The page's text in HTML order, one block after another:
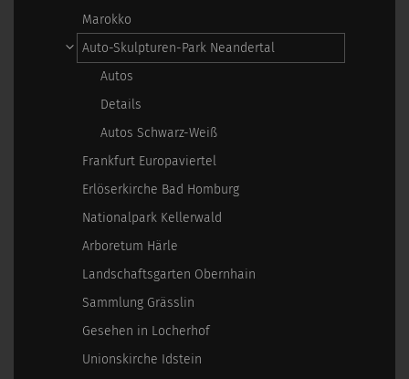
Marokko
Auto-Skulpturen-Park Neandertal
Autos
Details
Autos Schwarz-Weiß
Frankfurt Europaviertel
Erlöserkirche Bad Homburg
Nationalpark Kellerwald
Arboretum Härle
Landschaftsgarten Obernhain
Sammlung Grässlin
Gesehen in Locherhof
Unionskirche Idstein